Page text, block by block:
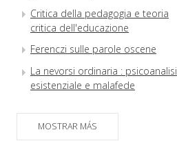
Critica della pedagogia e teoria
critica dell'educazione
Ferenczi sulle parole oscene
La nevorsi ordinaria : psicoanalisi
esistenziale e malafede
MOSTRAR MÁS